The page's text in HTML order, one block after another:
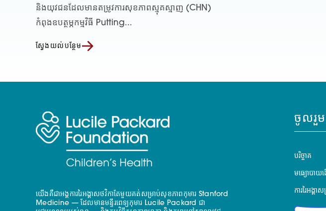
និងយុវជនដែលមានតម្រូវការសុខភាពស្មុគស្មាញ (CHN)
កំពុងឧបត្ថម្ភកម្មវិធី Putting...
ស្វែងយល់បន្ថែម
យើងគឺជាអង្គការរៃអង្គាសថវិកាតែមួយគត់សម្រាប់សុខភាពកុមារ Stanford
Medicine — ដែលមានមន្ទីរពេទ្យកុមារ Lucile Packard ជា
ចូលរួម
បរិច្ចាគ
មធ្យោបាយដ
ការរៃអង្គាស